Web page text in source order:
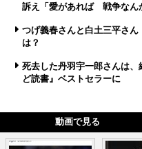
訴え「愛があれば 戦争なん
つげ義春さんと白土三平さ
は？
死去した丹羽宇一郎さんは
ど読書』ベストセラーに
動画で見る